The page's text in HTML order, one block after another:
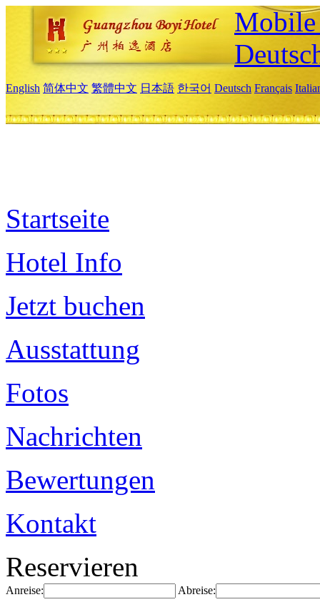
English 简体中文 繁體中文 日本語 한국어 Deutsch Français
Startseite
Hotel Info
Jetzt buchen
Ausstattung
Fotos
Nachrichten
Bewertungen
Kontakt
Reservieren
Anreise: Abreise: